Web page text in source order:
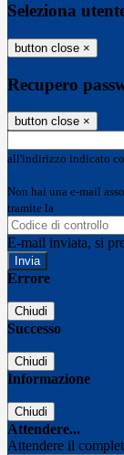
Seleziona
button close ×
Recupero
button close ×
all'indirizzo indicato
Non hai una e-mail
tramite la
E-mail inviata, si
Errore
Chiudi
Successo
Chiudi
Informazione
Chiudi
Attendere...
Attendere il